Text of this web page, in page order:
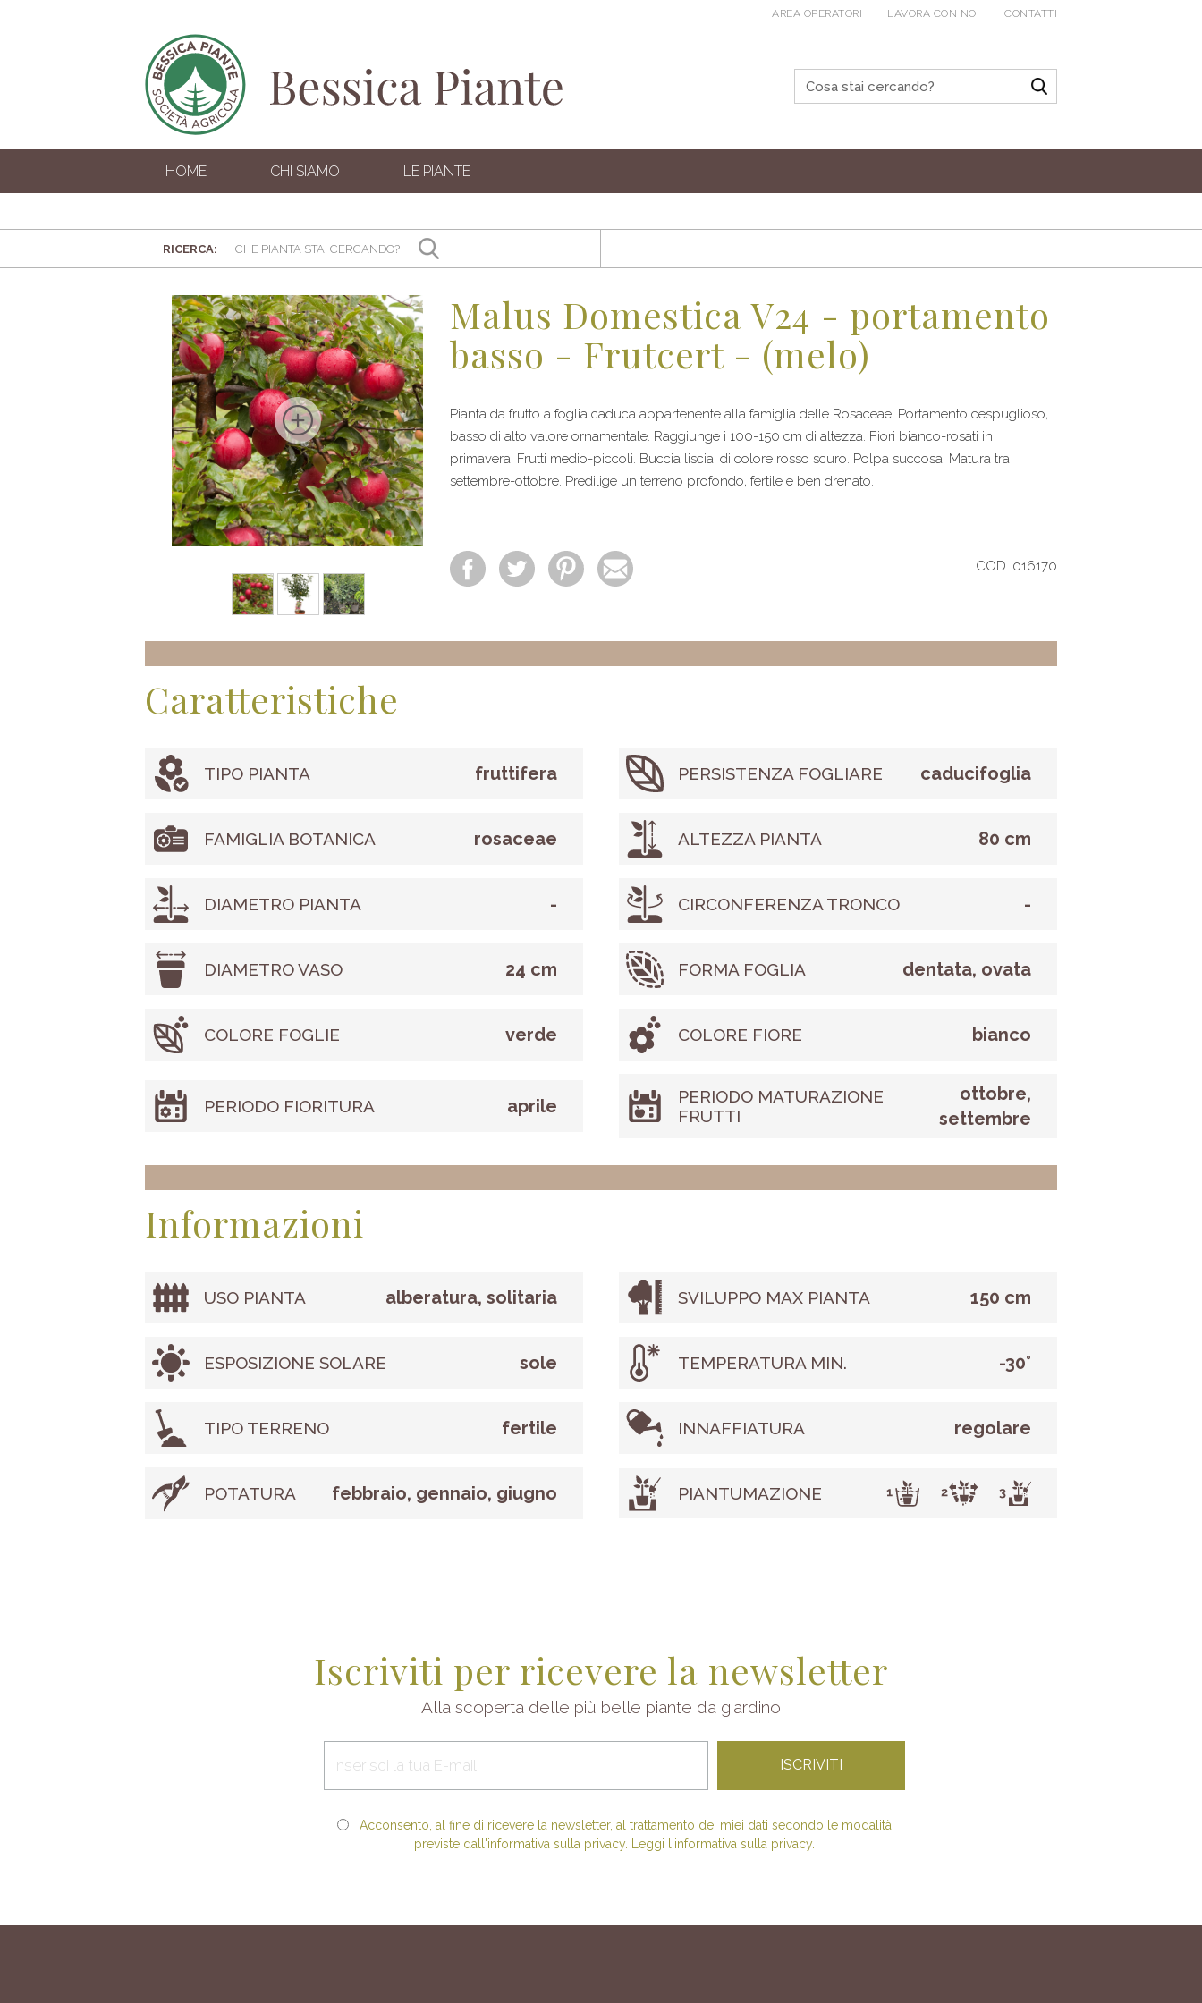
AREA OPERATORI LAVORA CON NOI CONTATTI
HOME CHI SIAMO LE PIANTE
RICERCA:
Malus Domestica V24 - portamento
basso - Frutcert - (melo)
Pianta da frutto a foglia caduca appartenente alla famiglia delle Rosaceae. Portamento cespuglioso,
basso di alto valore ornamentale. Raggiunge i 100-150 cm di altezza. Fiori bianco-rosati in
primavera. Frutti medio-piccoli. Buccia liscia, di colore rosso scuro. Polpa succosa. Matura tra
settembre-ottobre. Predilige un terreno profondo, fertile e ben drenato.
COD. 016170
Caratteristiche
TIPO PIANTA fruttifera PERSISTENZA FOGLIARE caducifoglia
FAMIGLIA BOTANICA rosaceae ALTEZZA PIANTA 80 cm
DIAMETRO PIANTA - CIRCONFERENZA TRONCO -
DIAMETRO VASO 24 cm FORMA FOGLIA dentata, ovata
COLORE FOGLIE verde COLORE FIORE bianco
PERIODO FIORITURA aprile
PERIODO MATURAZIONE
FRUTTI
ottobre,
settembre
Informazioni
USO PIANTA alberatura, solitaria SVILUPPO MAX PIANTA 150 cm
ESPOSIZIONE SOLARE sole TEMPERATURA MIN. -30°
TIPO TERRENO fertile INNAFFIATURA regolare
POTATURA febbraio, gennaio, giugno PIANTUMAZIONE
Iscriviti per ricevere la newsletter
Alla scoperta delle più belle piante da giardino
Acconsento, al fine di ricevere la newsletter, al trattamento dei miei dati secondo le modalità
previste dall'informativa sulla privacy. Leggi l'informativa sulla privacy.